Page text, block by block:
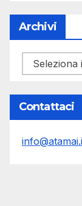
Archivi
Archivi
Contattaci